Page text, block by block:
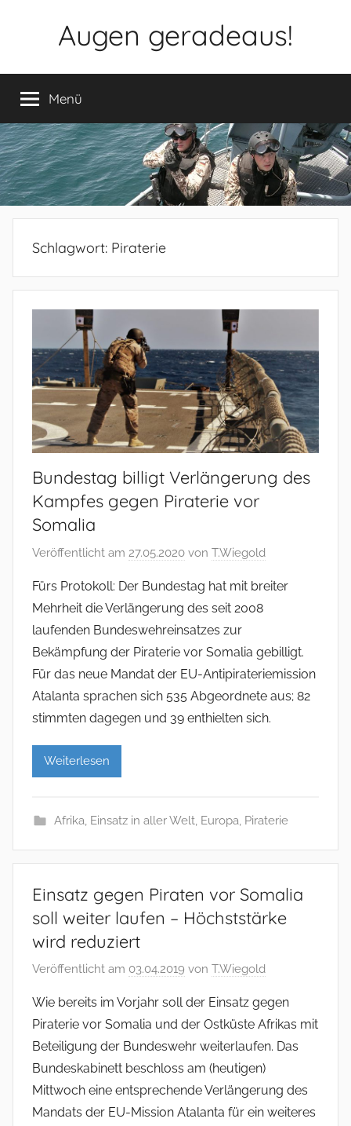
Augen geradeaus!
Menü
Schlagwort: Piraterie
Bundestag billigt Verlängerung des
Kampfes gegen Piraterie vor
Somalia
Veröffentlicht am 27.05.2020 von T.Wiegold
Fürs Protokoll: Der Bundestag hat mit breiter
Mehrheit die Verlängerung des seit 2008
laufenden Bundeswehreinsatzes zur
Bekämpfung der Piraterie vor Somalia gebilligt.
Für das neue Mandat der EU-Antipirateriemission
Atalanta sprachen sich 535 Abgeordnete aus; 82
stimmten dagegen und 39 enthielten sich.
Weiterlesen
Afrika Einsatz in aller Welt, Europa Piraterie
Einsatz gegen Piraten vor Somalia
soll weiter laufen – Höchststärke
wird reduziert
Veröffentlicht am 03.04.2019 von T.Wiegold
Wie bereits im Vorjahr soll der Einsatz gegen
Piraterie vor Somalia und der Ostküste Afrikas mit
Beteiligung der Bundeswehr weiterlaufen. Das
Bundeskabinett beschloss am (heutigen)
Mittwoch eine entsprechende Verlängerung des
Mandats der EU-Mission Atalanta für ein weiteres